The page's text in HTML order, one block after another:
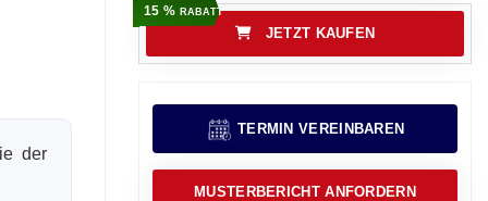
der
15 % RABATT
JETZT KAUFEN
TERMIN VEREINBAREN
MUSTERBERICHT ANFORDERN